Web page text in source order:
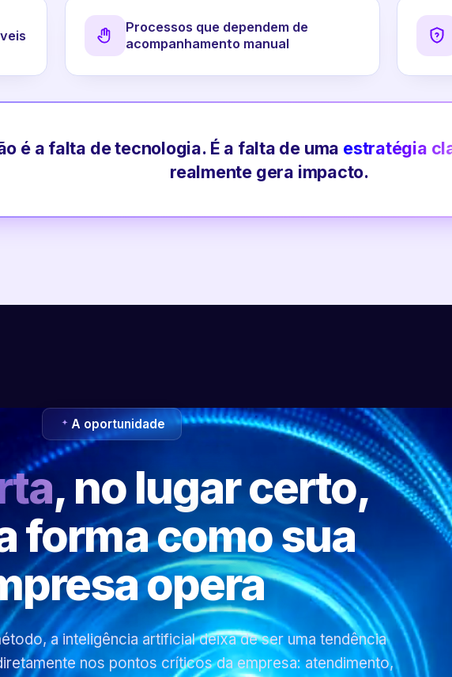
Processos que dependem de
acompanhamento manual
é a falta de tecnologia. É a falta de uma estratégia
realmente gera impacto.
A oportunidade
, no lugar certo,
forma como sua
opera
a inteligência artificial deixa de ser uma tendência
nos pontos críticos da empresa: atendimento,